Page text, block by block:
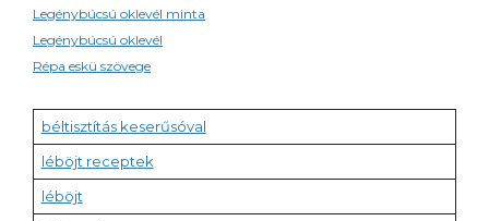
Legénybúcsú oklevél minta
Legénybúcsú oklevél
Répa eskü szövege
béltisztítás keserűsóval
léböjt receptek
léböjt